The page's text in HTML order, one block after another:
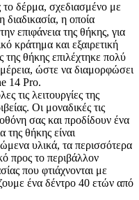
το δέρμα, σχεδιασμένο με
η οποία
επιφάνεια της θήκης, για
κράτημα και εξαιρετική
θήκης επιλέχτηκε πολύ
ώστε να διαμορφώσει
14 Pro.
τις λειτουργίες της
Οι μοναδικές τις
σας και προδίδουν ένα
θήκης είναι
υλικά, τα περισσότερα
προς το περιβάλλον
που φτιάχνονται με
ένα δέντρο 40 ετών από